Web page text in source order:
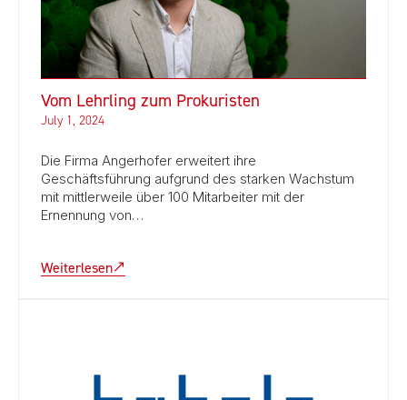
Vom Lehrling zum Prokuristen
July 1, 2024
Die Firma Angerhofer erweitert ihre
Geschäftsführung aufgrund des starken Wachstum
mit mittlerweile über 100 Mitarbeiter mit der
Ernennung von…
Weiterlesen